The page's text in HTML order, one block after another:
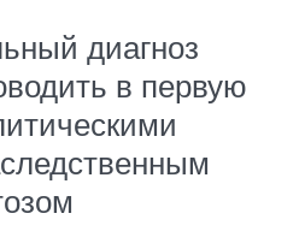
диагноз
в первую